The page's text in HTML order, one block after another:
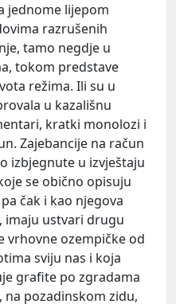
jednome lijepom
razrušenih
tamo negdje u
tokom predstave
režima. Ili su u
u kazališnu
kratki monolozi i
Zajebancije na račun
izbjegnute u izvještaju
se obično opisuju
čak i kao njegova
imaju ustvari drugu
vrhovne ozempičke od
sviju nas i koja
grafite po zgradama
na pozadinskom zidu,